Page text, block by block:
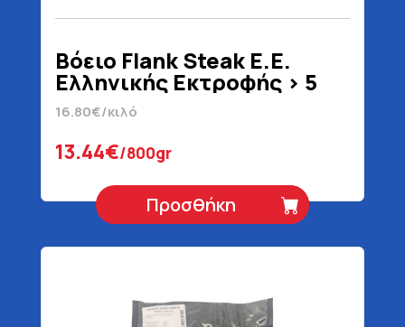
Βόειο Flank Steak E.E.
Ελληνικής Εκτροφής > 5
Μηνών
16.80€/κιλό
13.44€/800gr
Προσθήκη